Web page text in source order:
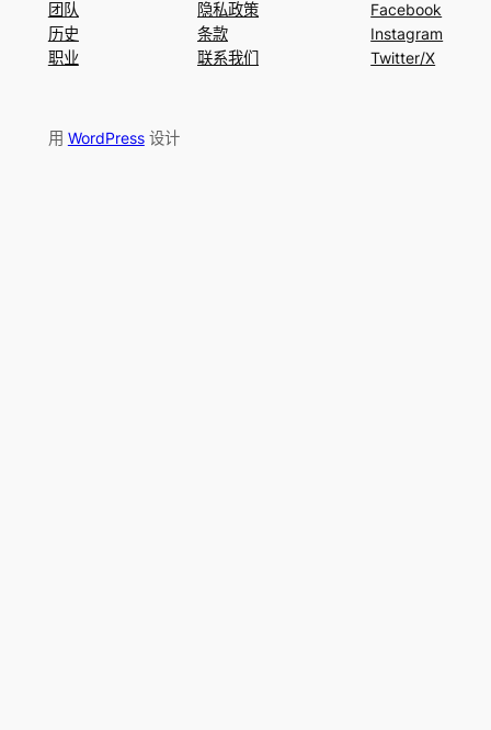
团队
历史
职业
隐私政策
条款
联系我们
Facebook
Instagram
Twitter/X
用 WordPress设计